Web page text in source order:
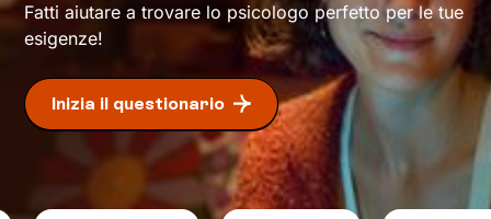
Fatti aiutare a trovare lo psicologo perfetto per le tue
esigenze!
Inizia il questionario